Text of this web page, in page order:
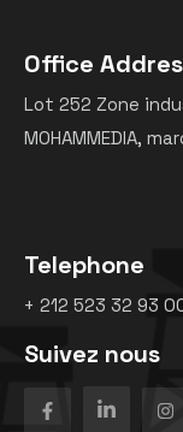
Office
Lot 252 Zone
MOHAMMEDIA,
Telephone
+ 212 523 32 93
Suivez nous